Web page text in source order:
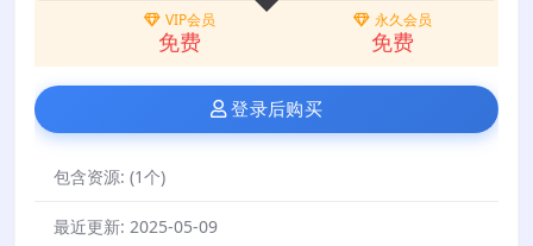
VIP会员
免费
永久会员
免费
登录后购买
包含资源: (1个)
最近更新: 2025-05-09